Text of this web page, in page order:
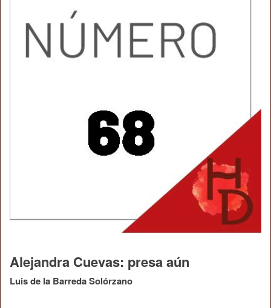
Alejandra Cuevas: presa aún
Luis de la Barreda Solórzano